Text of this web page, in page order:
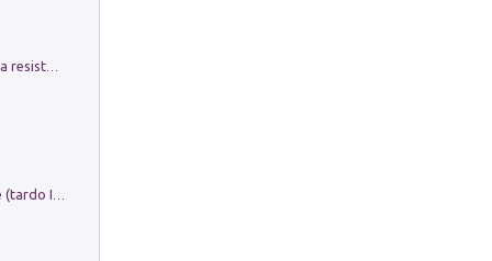
Memorial Santa Giulia. Sculture per la resistenza Monchio di Palagano